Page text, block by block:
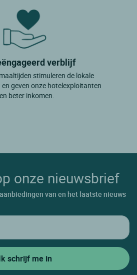
verblijf
stimuleren de lokale
geven onze hotelexploitanten
beter inkomen.
onze nieuwsbrief
van en het laatste nieuws